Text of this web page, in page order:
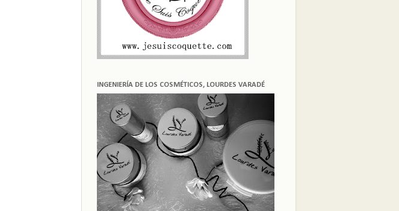
INGENIERÍA DE LOS COSMÉTICOS, LOURDES VARADÉ